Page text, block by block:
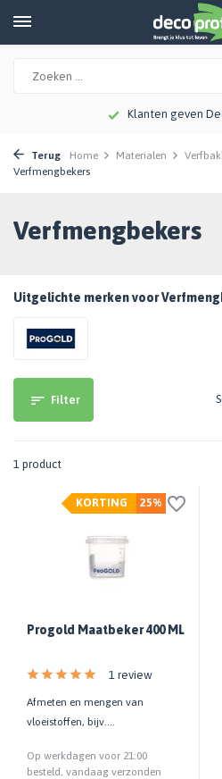
Klanten geven
Terug Home Materialen
Verfmengbekers
Verfmengbekers
Uitgelichte merken voor
Filter
1 product
25%
KORTING
Progold Maatbeker 400 ML
1 review
Afmeten en mengen van
vloeistoffen, bijv.
maatverdeling | Tot 250 ml
Op werkdagen voor 21:00
besteld, vandaag verzonden